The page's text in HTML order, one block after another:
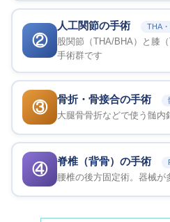
②
人工関節の手術 THA
股関節（THA/BHA）と膝
手術群です
③ 骨折・骨接合の手術
大腿骨骨折などで使う髄内
④ 脊椎（背骨）の手術
腰椎の後方固定術。器械が